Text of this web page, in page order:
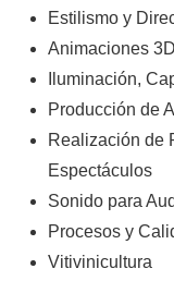
Estilismo y
Animaciones
Iluminación,
Producción de
Realización de
Espectáculos
Sonido para
Procesos y
Vitivinicultura